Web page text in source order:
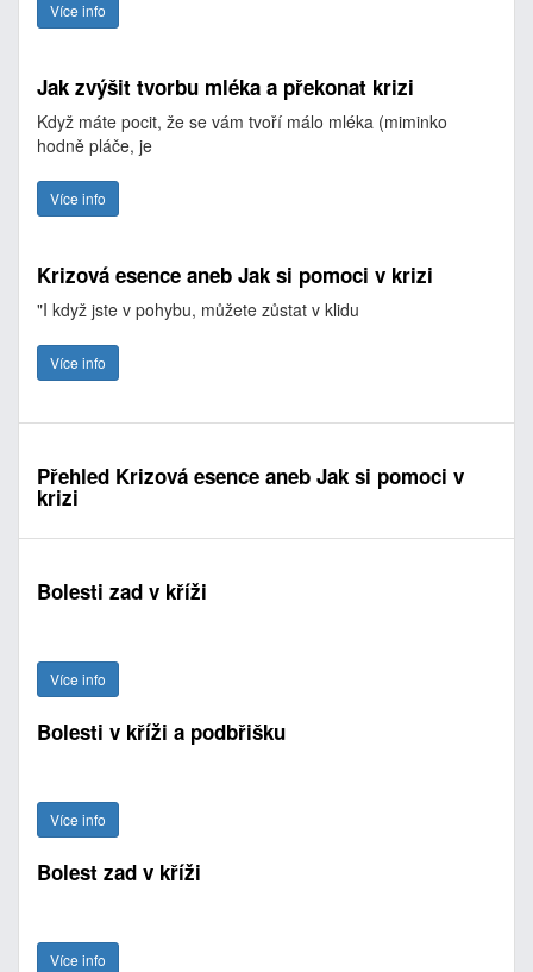
Více info
Jak zvýšit tvorbu mléka a překonat krizi
Když máte pocit, že se vám tvoří málo mléka (miminko
hodně pláče, je
Více info
Krizová esence aneb Jak si pomoci v krizi
"I když jste v pohybu, můžete zůstat v klidu
Více info
Přehled Krizová esence aneb Jak si pomoci v
krizi
Bolesti zad v kříži
Více info
Bolesti v kříži a podbřišku
Více info
Bolest zad v kříži
Více info